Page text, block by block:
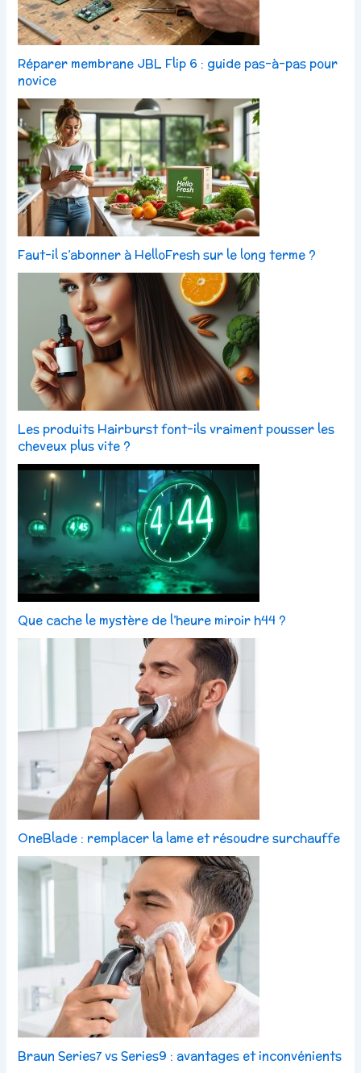
Réparer membrane JBL Flip 6 : guide pas-à-pas pour
novice
Faut-il s’abonner à HelloFresh sur le long terme ?
Les produits Hairburst font-ils vraiment pousser les
cheveux plus vite ?
Que cache le mystère de l’heure miroir h44 ?
OneBlade : remplacer la lame et résoudre surchauffe
Braun Series7 vs Series9 : avantages et inconvénients